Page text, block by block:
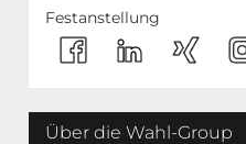
Festanstellung
Über die Wahl-Group